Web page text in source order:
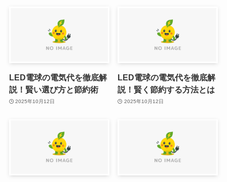
LED電球の電気代を徹底解
説！賢い選び方と節約術
2025年10月12日
LED電球の電気代を徹底解
説！賢く節約する方法とは
2025年10月12日